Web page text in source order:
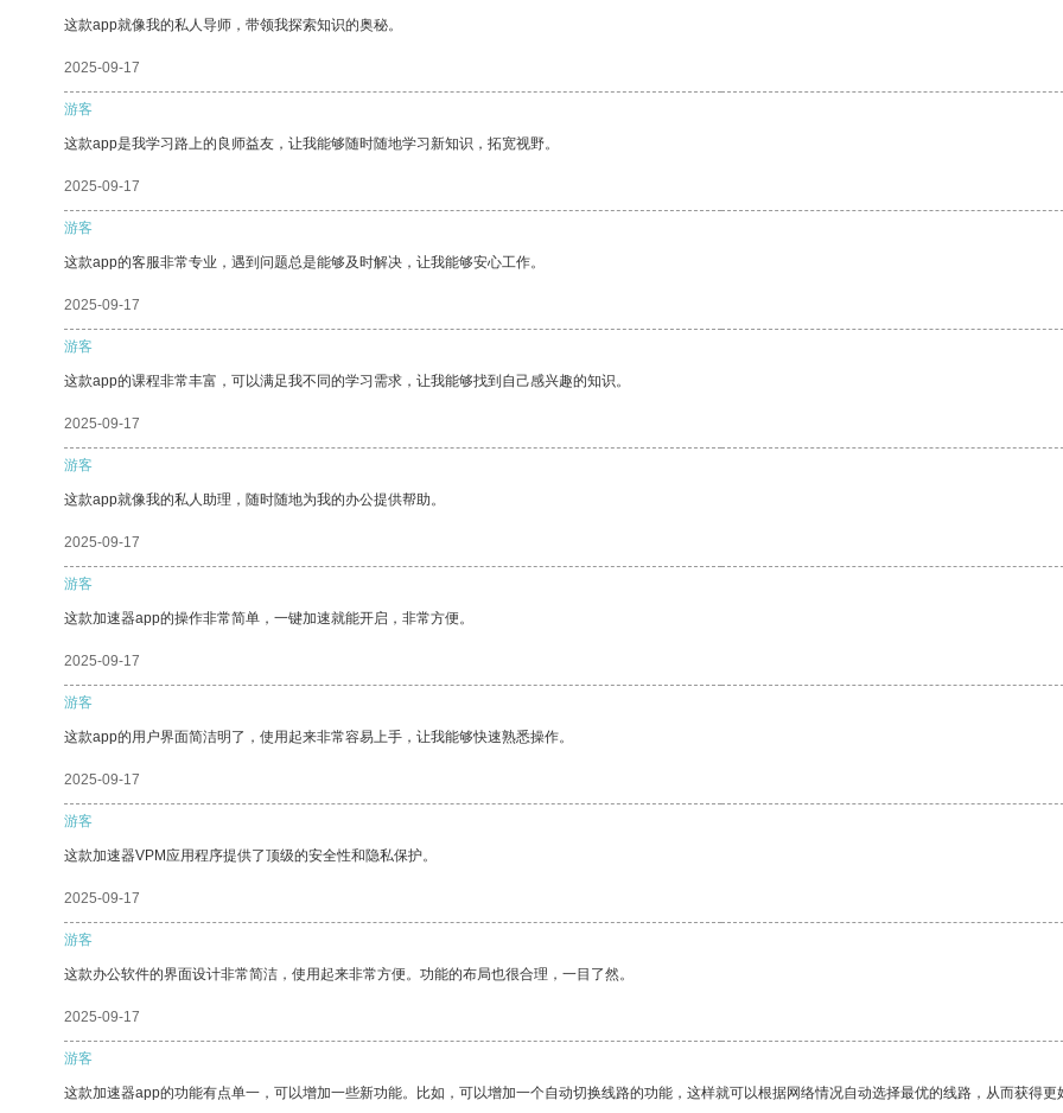
这款app就像我的私人导师，带领我探索知识的奥秘。
2025-09-17
游客
这款app是我学习路上的良师益友，让我能够随时随地学习新知识，拓宽视野。
2025-09-17
游客
这款app的客服非常专业，遇到问题总是能够及时解决，让我能够安心工作。
2025-09-17
游客
这款app的课程非常丰富，可以满足我不同的学习需求，让我能够找到自己感兴趣的知识。
2025-09-17
游客
这款app就像我的私人助理，随时随地为我的办公提供帮助。
2025-09-17
游客
这款加速器app的操作非常简单，一键加速就能开启，非常方便。
2025-09-17
游客
这款app的用户界面简洁明了，使用起来非常容易上手，让我能够快速熟悉操作。
2025-09-17
游客
这款加速器VPM应用程序提供了顶级的安全性和隐私保护。
2025-09-17
游客
这款办公软件的界面设计非常简洁，使用起来非常方便。功能的布局也很合理，一目了然。
2025-09-17
游客
这款加速器app的功能有点单一，可以增加一些新功能。比如，可以增加一个自动切换线路的功能，这样就可以根据网络情况自动选择最优的线路，从而获得更